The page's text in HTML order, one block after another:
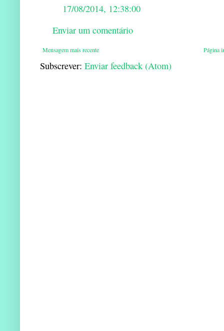
17/08/2014, 12:38:00
Enviar um comentário
Mensagem mais recente Página
Subscrever: Enviar feedback (Atom)